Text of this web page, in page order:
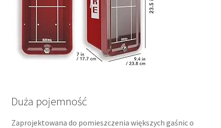
Duża pojemność
Zaprojektowana do pomieszczenia większych gaśnic o